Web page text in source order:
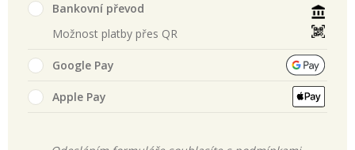
Bankovní převod
Možnost platby přes QR
Google Pay
Apple Pay